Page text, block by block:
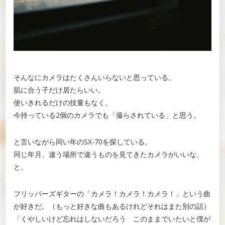
そんなにカメラはたくさんいらないと思っている。
肌に合う子だけ居たらいい。
使いきれるだけの技量もなく。
今持っている2個のカメラでも「撮らされている」と思う。
と言いながら同い年のSX-70を探している。
同じ年月、違う場所で違うものを見てきたカメラがいいな、
と。
フリッパーズギターの「カメラ！カメラ！カメラ！」という曲
が好きだ。（もっと好きな曲もあるけれどそれはまた別の話）
「くやしいけど忘れはしないだろう このままでいたいと僕が